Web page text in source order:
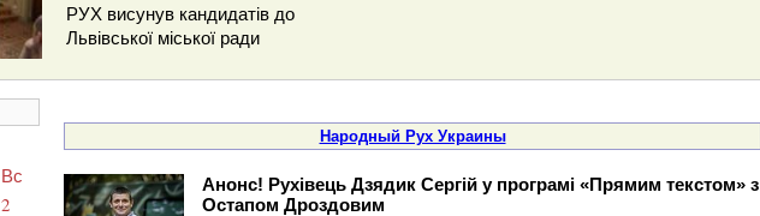
РУХ висунув кандидатів до
Львівської міської ради
Народный Рух Украины
Анонс! Рухівець Дзядик Сергій у програмі «Прямим текстом» з
Остапом Дроздовим
Вс
2